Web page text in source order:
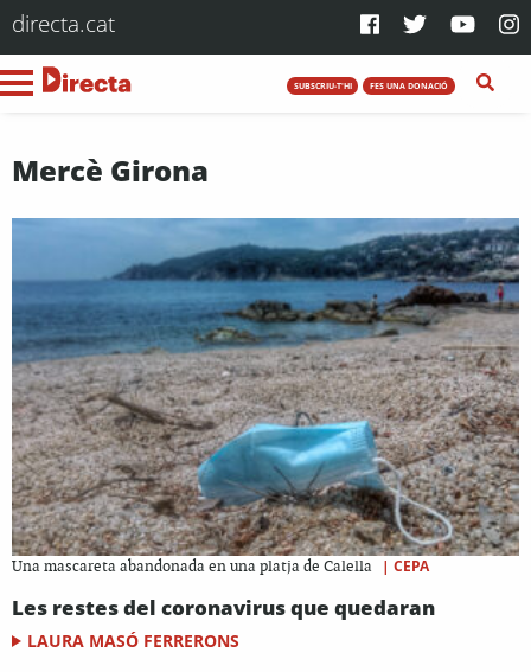
directa.cat
SUBSCRIU-T'HI FES UNA DONACIÓ
Mercè Girona
Una mascareta abandonada en una platja de Calella | CEPA
Les restes del coronavirus que quedaran
LAURA MASÓ FERRERONS